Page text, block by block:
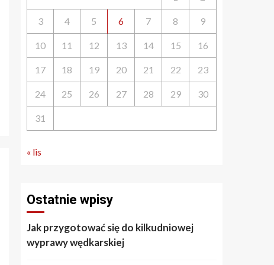
3 4 5 6 7 8 9
10 11 12 13 14 15 16
17 18 19 20 21 22 23
24 25 26 27 28 29 30
31
« lis
Ostatnie wpisy
Jak przygotować się do kilkudniowej
wyprawy wędkarskiej